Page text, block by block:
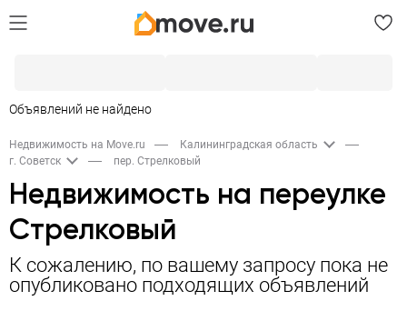
Объявлений не найдено
Недвижимость на Move.ru
Калининградская область
г. Советск
пер. Стрелковый
Недвижимость на переулке
Стрелковый
К сожалению, по вашему запросу пока не
опубликовано подходящих объявлений